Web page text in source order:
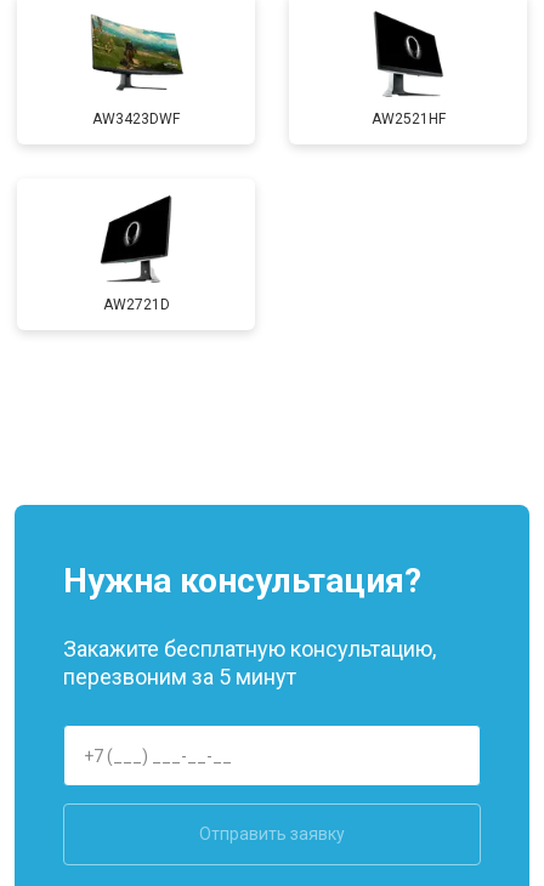
AW3423DWF AW2521HF
AW2721D
Нужна консультация?
Закажите бесплатную консультацию,
перезвоним за 5 минут
Отправить заявку